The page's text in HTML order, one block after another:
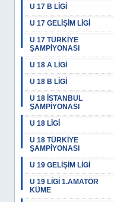
U 17 B LİGİ
U 17 GELİŞİM LİGİ
U 17 TÜRKİYE
ŞAMPİYONASI
U 18 A LİGİ
U 18 B LİGİ
U 18 İSTANBUL
ŞAMPİYONASI
U 18 LİGİ
U 18 TÜRKİYE
ŞAMPİYONASI
U 19 GELİŞİM LİGİ
U 19 LİGİ 1.AMATÖR
KÜME